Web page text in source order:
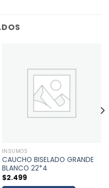
INSUMOS
CAUCHO BISELADO GRANDE
BLANCO 22*4
$2.499